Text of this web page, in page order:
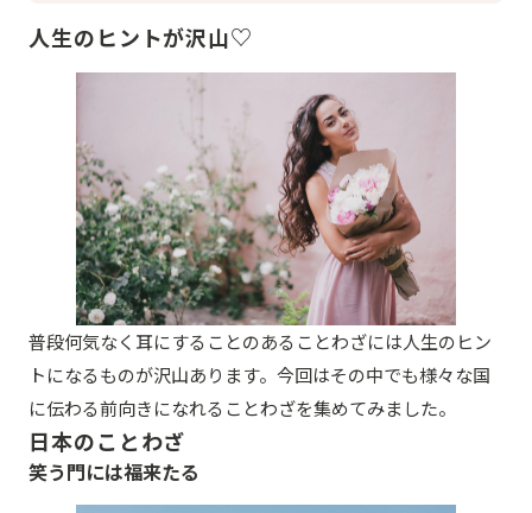
人生のヒントが沢山♡
普段何気なく耳にすることのあることわざには人生のヒン
トになるものが沢山あります。今回はその中でも様々な国
に伝わる前向きになれることわざを集めてみました。
日本のことわざ
笑う門には福来たる